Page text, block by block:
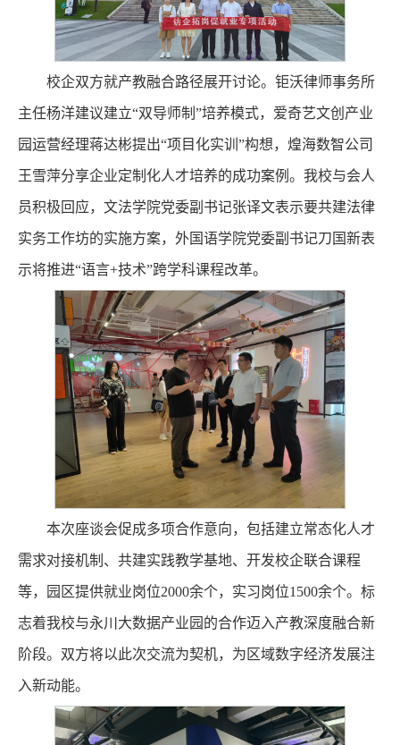
校企双方就产教融合路径展开讨论。钜沃律师事务所
主任杨洋建议建立“双导师制”培养模式，爱奇艺文创产业
园运营经理蒋达彬提出“项目化实训”构想，煌海数智公司
王雪萍分享企业定制化人才培养的成功案例。我校与会人
员积极回应，文法学院党委副书记张译文表示要共建法律
实务工作坊的实施方案，外国语学院党委副书记刀国新表
示将推进“语言+技术”跨学科课程改革。
本次座谈会促成多项合作意向，包括建立常态化人才
需求对接机制、共建实践教学基地、开发校企联合课程
等，园区提供就业岗位2000余个，实习岗位1500余个。标
志着我校与永川大数据产业园的合作迈入产教深度融合新
阶段。双方将以此次交流为契机，为区域数字经济发展注
入新动能。